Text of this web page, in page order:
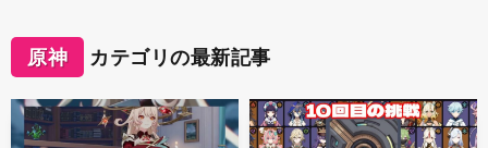
原神 カテゴリの最新記事